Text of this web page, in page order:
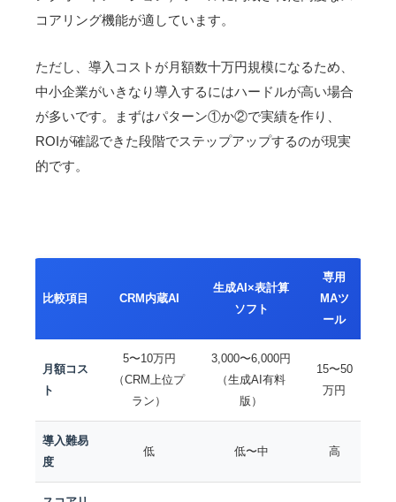
コアリング機能が適しています。
ただし、導入コストが月額数十万円規模になるため、
中小企業がいきなり導入するにはハードルが高い場合
が多いです。まずはパターン①か②で実績を作り、
ROIが確認できた段階でステップアップするのが現実
的です。
比較項目 CRM内蔵AI
生成AI×表計算
ソフト
専用
MAツ
ール
月額コス
ト
5〜10万円
（CRM上位プ
ラン）
3,000〜6,000円
（生成AI有料
版）
15〜50
万円
導入難易
度
低 低〜中 高